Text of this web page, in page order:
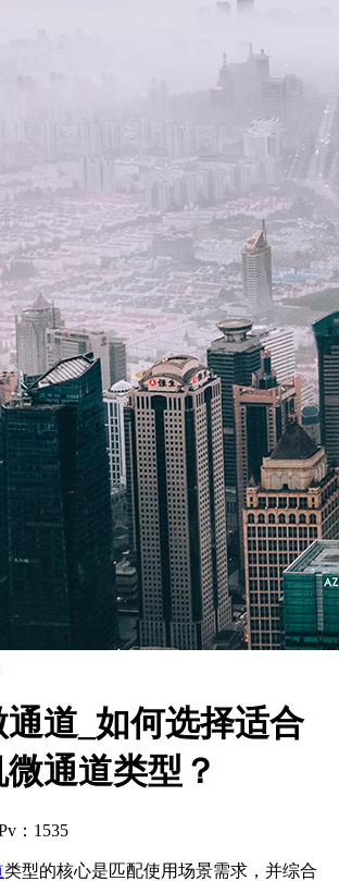
通道_如何选择适合
通道类型？
：1535
类型的核心是匹配使用场景需求，并综合